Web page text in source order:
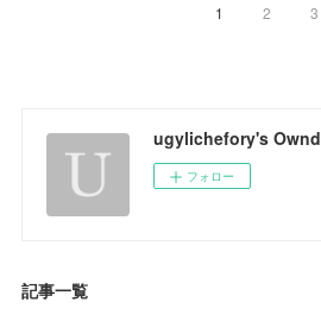
1 2 3
ugylichefory's Ownd
フォロー
記事一覧